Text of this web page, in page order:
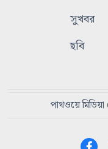
সুখবর
ছবি
পাথওয়ে মিডিয়া